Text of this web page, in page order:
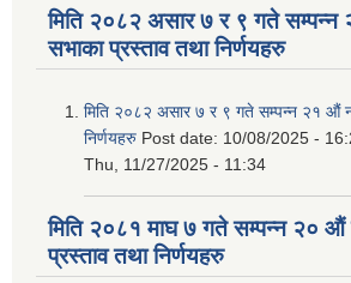
मिति २०८२ असार ७ र ९ गते
सभाका प्रस्ताव तथा निर्णयहरु
मिति २०८२ असार ७ र ९ गते सम्पन्न २१ औं
निर्णयहरु Post date: 10/08/2025 -
Thu, 11/27/2025 - 11:34
मिति २०८१ माघ ७ गते सम्पन्न २० औं
प्रस्ताव तथा निर्णयहरु